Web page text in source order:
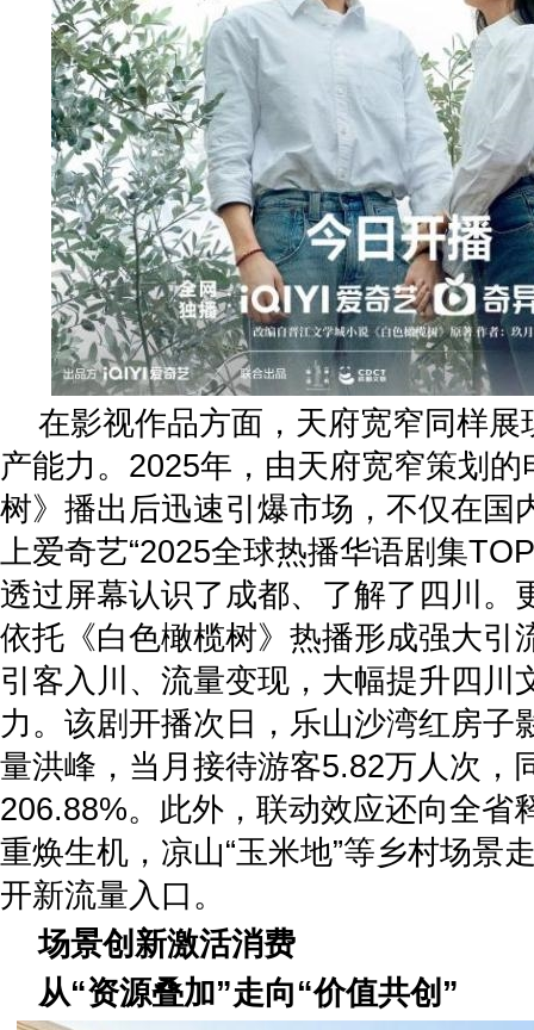
在影视作品方面，天府宽窄同样展
产能力。2025年，由天府宽窄策划
树》播出后迅速引爆市场，不仅在国
上爱奇艺“2025全球热播华语剧集
透过屏幕认识了成都、了解了四川。
依托《白色橄榄树》热播形成强大引
引客入川、流量变现，大幅提升四川
力。该剧开播次日，乐山沙湾红房子
量洪峰，当月接待游客5.82万人次，
206.88%。此外，联动效应还向全省
重焕生机，凉山“玉米地”等乡村场景
开新流量入口。
场景创新激活消费
从“资源叠加”走向“价值共创”